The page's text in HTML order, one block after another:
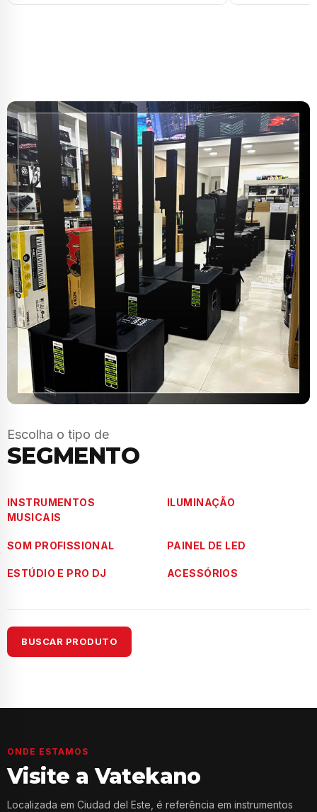
Escolha o tipo de
SEGMENTO
INSTRUMENTOS
MUSICAIS
ILUMINAÇÃO
SOM PROFISSIONAL PAINEL DE LED
ESTÚDIO E PRO DJ ACESSÓRIOS
BUSCAR PRODUTO
ONDE ESTAMOS
Visite a Vatekano
Localizada em Ciudad del Este, é referência em instrumentos